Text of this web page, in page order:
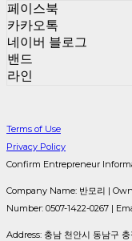
페이스북
카카오톡
네이버 블로그
밴드
라인
Terms of Use
Privacy Policy
Confirm Entrepreneur
Company Name: 반모리 |
Number: 0507-1422-0267 |
Address: 충남 천안시 동남구